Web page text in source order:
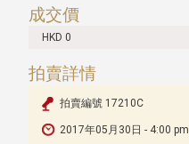
成交價
HKD 0
拍賣詳情
拍賣編號 17210C
2017年05月30日 - 4:00 pm